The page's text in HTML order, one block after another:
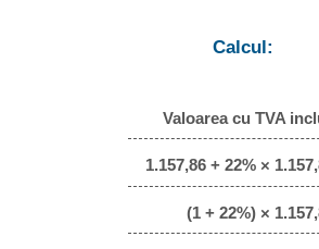
Calcul:
Valoarea cu TVA
1.157,86 + 22% ×
(1 + 22%) ×